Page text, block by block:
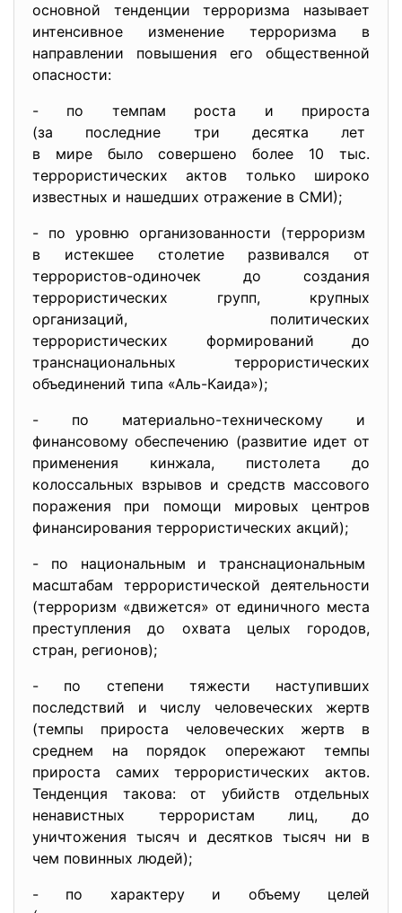
основной тенденции терроризма называет
интенсивное изменение терроризма в
направлении повышения его общественной
опасности:
- по темпам роста и прироста
(за последние три десятка лет
в мире было совершено более 10 тыс.
террористических актов только широко
известных и нашедших отражение в СМИ);
- по уровню организованности (терроризм
в истекшее столетие развивался от
террористов-одиночек до создания
террористических групп, крупных
организаций, политических
террористических формирований до
транснациональных террористических
объединений типа «Аль-Каида»);
- по материально-техническому и
финансовому обеспечению (развитие идет от
применения кинжала, пистолета до
колоссальных взрывов и средств массового
поражения при помощи мировых центров
финансирования террористических акций);
- по национальным и транснациональным
масштабам террористической деятельности
(терроризм «движется» от единичного места
преступления до охвата целых городов,
стран, регионов);
- по степени тяжести наступивших
последствий и числу человеческих жертв
(темпы прироста человеческих жертв в
среднем на порядок опережают темпы
прироста самих террористических актов.
Тенденция такова: от убийств отдельных
ненавистных террористам лиц, до
уничтожения тысяч и десятков тысяч ни в
чем повинных людей);
- по характеру и объему целей